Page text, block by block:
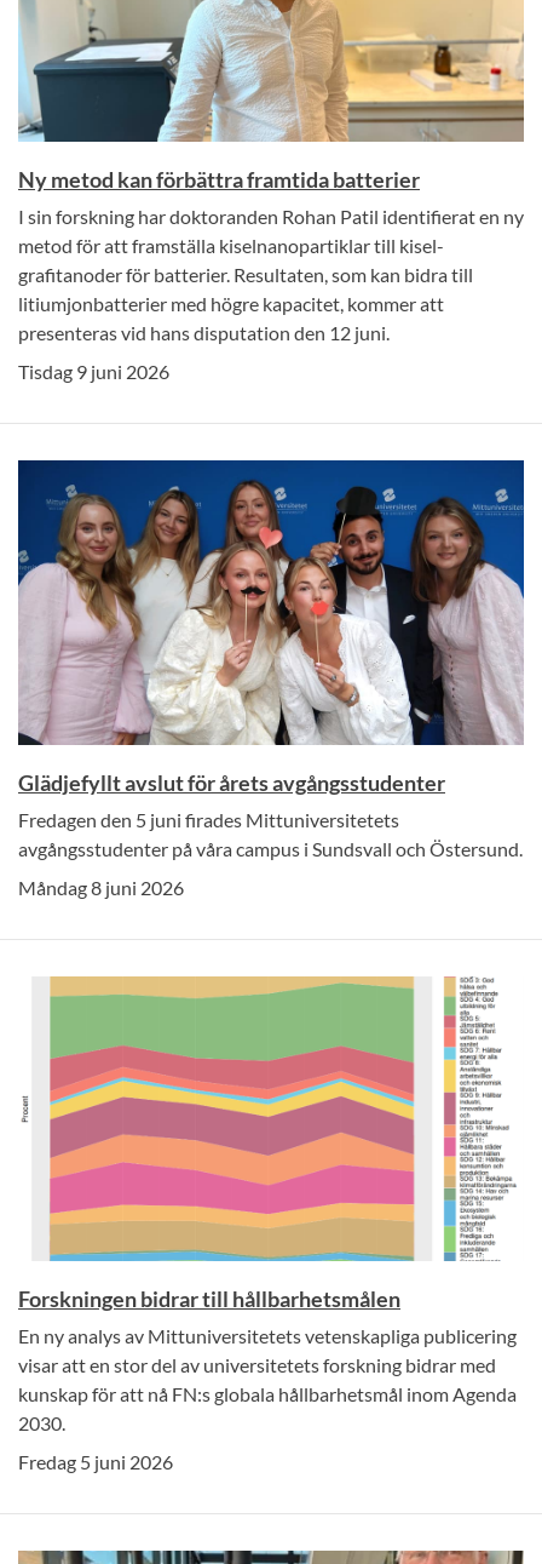
Ny metod kan förbättra framtida batterier
I sin forskning har doktoranden Rohan Patil identifierat en ny
metod för att framställa kiselnanopartiklar till kisel-
grafitanoder för batterier. Resultaten, som kan bidra till
litiumjonbatterier med högre kapacitet, kommer att
presenteras vid hans disputation den 12 juni.
Tisdag 9 juni 2026
Glädjefyllt avslut för årets avgångsstudenter
Fredagen den 5 juni firades Mittuniversitetets
avgångsstudenter på våra campus i Sundsvall och Östersund.
Måndag 8 juni 2026
Forskningen bidrar till hållbarhetsmålen
En ny analys av Mittuniversitetets vetenskapliga publicering
visar att en stor del av universitetets forskning bidrar med
kunskap för att nå FN:s globala hållbarhetsmål inom Agenda
2030.
Fredag 5 juni 2026